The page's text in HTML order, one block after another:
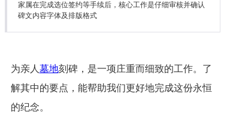
家属在完成选位签约等手续后，核心工作是仔细审核并确认
碑文内容字体及排版格式
为亲人 墓地刻碑，是一项庄重而细致的工作。了
解其中的要点，能帮助我们更好地完成这份永恒
的纪念。